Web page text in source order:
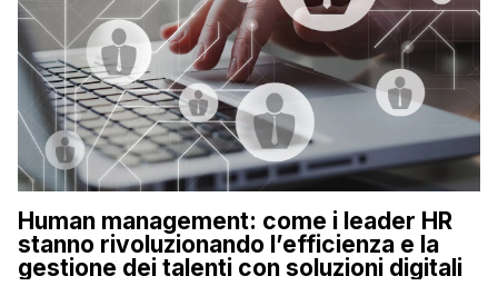
Human management: come i leader HR
stanno rivoluzionando l’efficienza e la
gestione dei talenti con soluzioni digitali